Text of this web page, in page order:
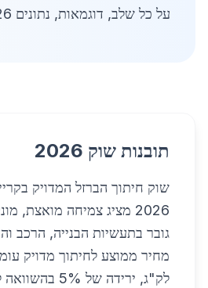
על כל שלב, דוגמאות, נתונים 2026).
תובנות שוק 2026
שוק חיתוך הברזל המדויק
2026 מציג צמיחה מואצת,
גובר בתעשיות הבנייה, הרכב